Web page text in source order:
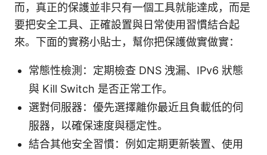
而，真正的保護並非只有一個工具就能達成，而是
要把安全工具、正確設置與日常使用習慣結合起
來。下面的實務小貼士，幫你把保護做實做實：
常態性檢測：定期檢查 DNS 洩漏、IPv6 狀態
與 Kill Switch 是否正常工作。
選對伺服器：優先選擇離你最近且負載低的伺
服器，以確保速度與穩定性。
結合其他安全習慣：例如定期更新裝置、使用